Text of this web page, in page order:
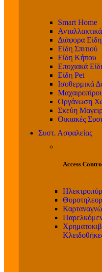
Smart Home
Διάφορα
Είδη Σπιτιού
Είδη Κήπου
Εποχιακά
Είδη Pet
Ισοθερμικά
Οργάνωση
Σκεύη
Οικιακές
Συστ. Ασφαλείας
Access